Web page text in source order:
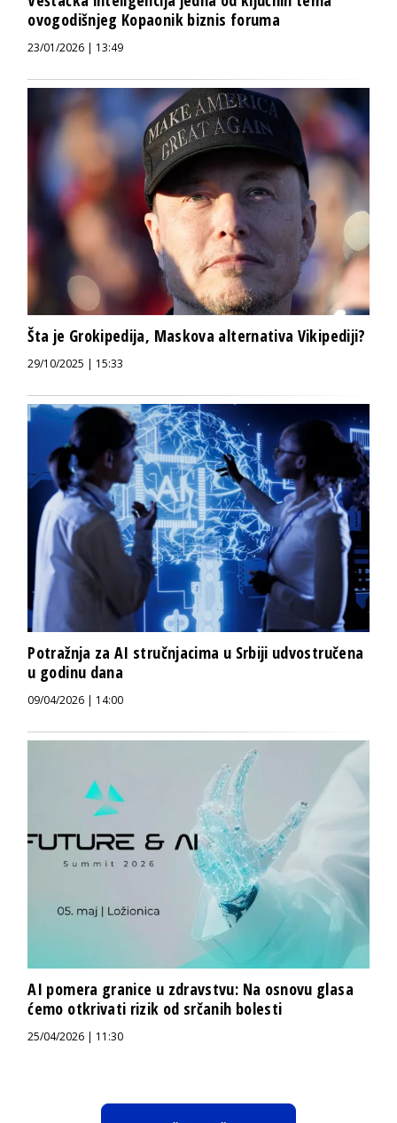
ovogodišnjeg Kopaonik biznis foruma
23/01/2026 | 13:49
Šta je Grokipedija, Maskova alternativa Vikipediji?
29/10/2025 | 15:33
Potražnja za AI stručnjacima u Srbiji udvostručena
u godinu dana
09/04/2026 | 14:00
AI pomera granice u zdravstvu: Na osnovu glasa
ćemo otkrivati rizik od srčanih bolesti
25/04/2026 | 11:30